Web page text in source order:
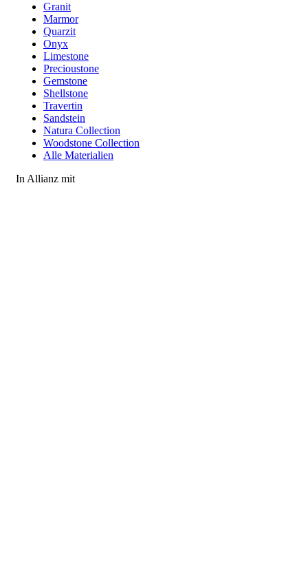
Granit
Marmor
Quarzit
Onyx
Limestone
Precioustone
Gemstone
Shellstone
Travertin
Sandstein
Natura Collection
Woodstone Collection
Alle Materialien
In Allianz mit